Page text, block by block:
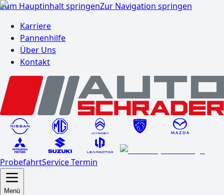
Zum Hauptinhalt springenZur Navigation springen
Karriere
Pannenhilfe
Über Uns
Kontakt
ProbefahrtService Termin
Menü